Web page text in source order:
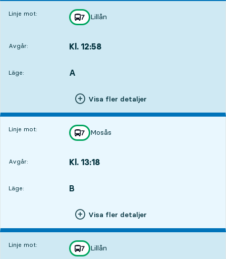
Linje mot: linje
7
mot
Lillån
,
Avgår: Kl. 12:58
Läge:
LÄGE, A
,
Visa fler detaljer
Linje mot: linje
7
mot
Mosås
,
Avgår: Kl. 13:18
Läge:
LÄGE, B
,
Visa fler detaljer
Linje mot: linje
7
mot
Lillån
,